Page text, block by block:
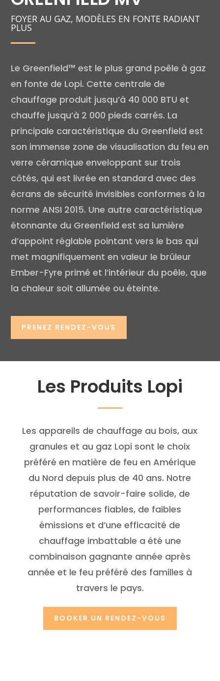
FOYER AU GAZ, MODÈLES EN FONTE RADIANT
PLUS
Le Greenfield™ est le plus grand poêle à gaz
en fonte de Lopi. Cette centrale de
chauffage produit jusqu’à 40 000 BTU et
chauffe jusqu’à 2 000 pieds carrés. La
principale caractéristique du Greenfield est
son immense zone de visualisation du feu en
verre céramique enveloppant sur trois
côtés, qui est livrée en standard avec des
écrans de sécurité invisibles conformes à la
norme ANSI 2015. Une autre caractéristique
étonnante du Greenfield est sa lumière
d’appoint réglable pointant vers le bas qui
met magnifiquement en valeur le brûleur
Ember-Fyre primé et l’intérieur du poêle, que
la chaleur soit allumée ou éteinte.
PRENEZ RENDEZ-VOUS
Les Produits Lopi
Les appareils de chauffage au bois, aux
granules et au gaz Lopi sont le choix
préféré en matière de feu en Amérique
du Nord depuis plus de 40 ans. Notre
réputation de savoir-faire solide, de
performances fiables, de faibles
émissions et d’une efficacité de
chauffage imbattable a été une
combinaison gagnante année après
année et le feu préféré des familles à
travers le pays.
BOOKER UN RENDEZ-VOUS